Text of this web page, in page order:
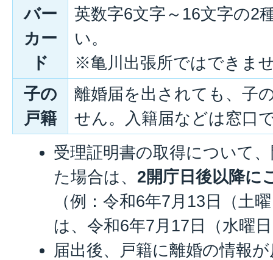
バー
カー
ド
英数字6文字～16文字の2
い。
※亀川出張所ではできま
子の
戸籍
離婚届を出されても、子
せん。入籍届などは窓口
受理証明書の取得について
た場合は、 2開庁日後以降に
（例：令和6年7月13日（土
は、令和6年7月17日（水曜
届出後、戸籍に離婚の情報